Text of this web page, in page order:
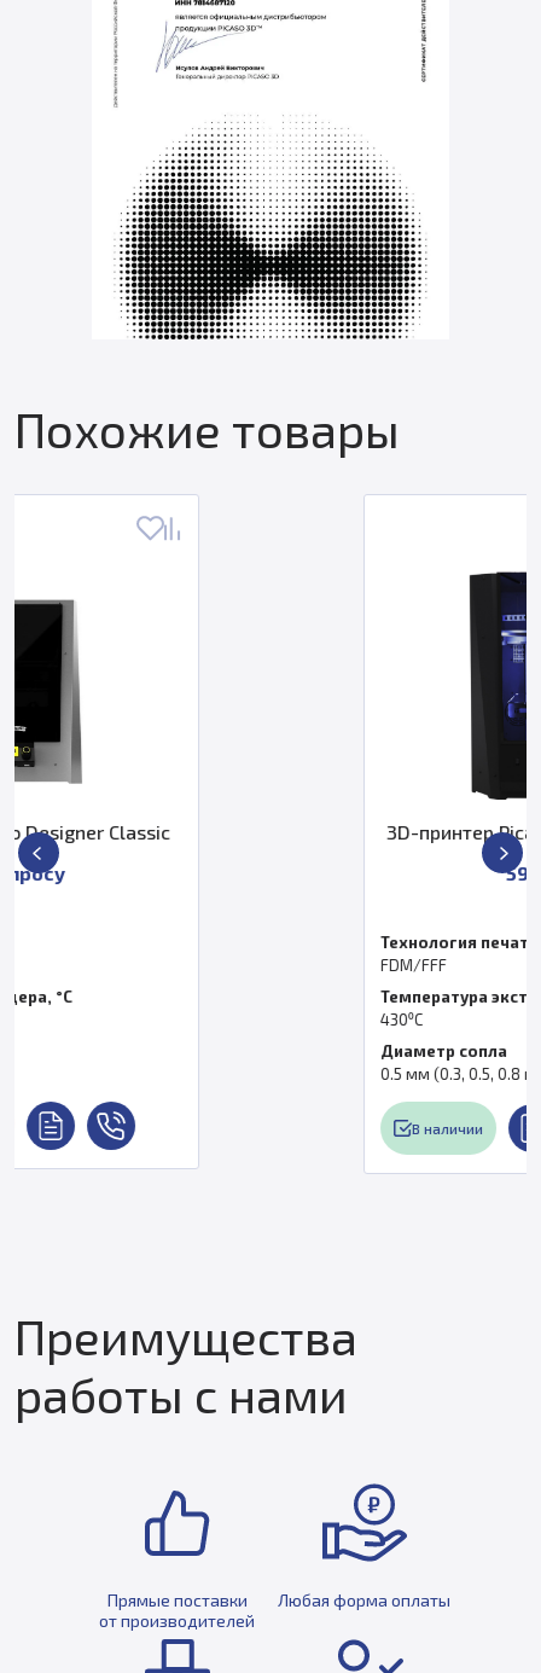
Похожие товары
3D-принтер Picaso Designer X Pro S2
Преимущества
работы с нами
Прямые поставки
от производителей
Любая форма оплаты